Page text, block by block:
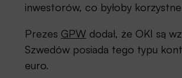
inwestorów, co byłoby
Prezes GPW dodał, że OKI są
Szwedów posiada tego typu
euro.